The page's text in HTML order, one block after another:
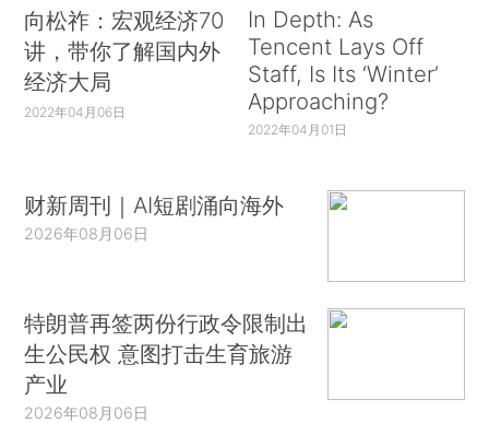
向松祚：宏观经济70
讲，带你了解国内外
经济大局
2022年04月06日
In Depth: As
Tencent Lays Off
Staff, Is Its ‘Winter’
Approaching?
2022年04月01日
财新周刊｜AI短剧涌向海外
2026年08月06日
特朗普再签两份行政令限制出
生公民权 意图打击生育旅游
产业
2026年08月06日